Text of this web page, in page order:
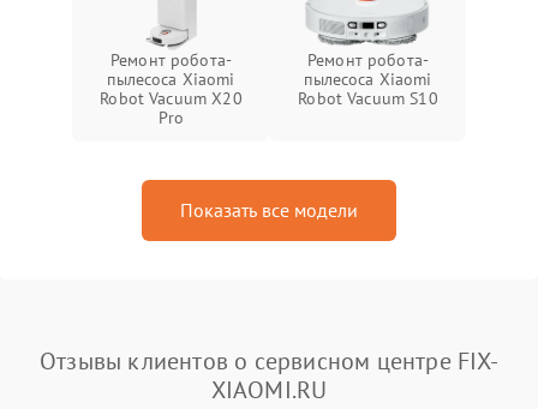
Ремонт робота-
пылесоса Xiaomi
Robot Vacuum X20
Pro
Ремонт робота-
пылесоса Xiaomi
Robot Vacuum S10
Показать все модели
Отзывы клиентов о сервисном центре FIX-
XIAOMI.RU